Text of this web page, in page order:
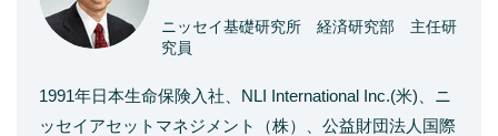
ニッセイ基礎研究所 経済研究部 主任研
究員
1991年日本生命保険入社、NLI International Inc.(米)、ニ
ッセイアセットマネジメント（株）、公益財団法人国際